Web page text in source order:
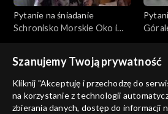
Pytanie na śniadanie
Schronisko Morskie Oko i
Szanujemy Twoją prywatność
Kliknij "Akceptuję i przechodzę do
na korzystanie z technologii
zbierania danych, dostęp do informacji